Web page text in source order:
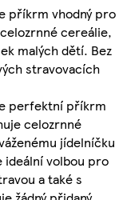
příkrm vhodný pro
cereálie,
malých dětí. Bez
stravovacích
perfektní příkrm
celozrnné
jídelníčku
ideální volbou pro
a také s